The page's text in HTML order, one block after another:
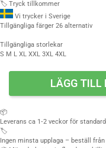
🏷️ Tryck tillkommer
Vi trycker i Sverige
Tillgängliga färger 26 alternativ
Tillgängliga storlekar
S M L XL XXL 3XL 4XL
LÄGG TILL
📦
Leverans ca 1‑2 veckor för
🏷️
Ingen minsta upplaga – beställ från